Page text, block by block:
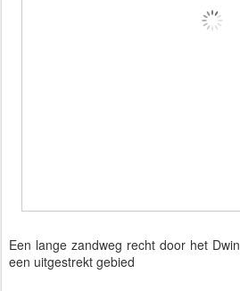
Een lange zandweg recht door het
een uitgestrekt gebied